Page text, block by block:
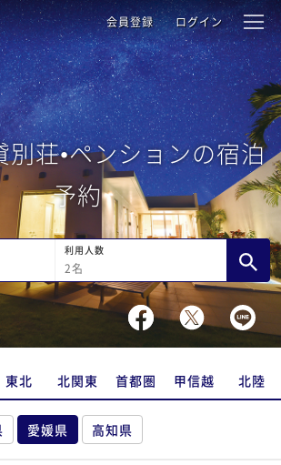
会員登録 ログイン
別荘•ペンションの宿泊
予約
利用人数
2名
東北 北関東 首都圏 甲信越 北陸
愛媛県 高知県